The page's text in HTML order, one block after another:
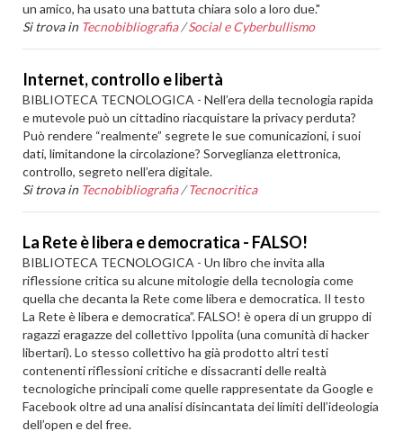
un amico, ha usato una battuta chiara solo a loro due."
Si trova in Tecnobibliografia /Social e Cyberbullismo
Internet, controllo e libertà
BIBLIOTECA TECNOLOGICA - Nell’era della tecnologia rapida
e mutevole può un cittadino riacquistare la privacy perduta?
Può rendere “realmente” segrete le sue comunicazioni, i suoi
dati, limitandone la circolazione? Sorveglianza elettronica,
controllo, segreto nell’era digitale.
Si trova in Tecnobibliografia /Tecnocritica
La Rete è libera e democratica - FALSO!
BIBLIOTECA TECNOLOGICA - Un libro che invita alla
riflessione critica su alcune mitologie della tecnologia come
quella che decanta la Rete come libera e democratica. Il testo
La Rete è libera e democratica”. FALSO! è opera di un gruppo di
ragazzi eragazze del collettivo Ippolita (una comunità di hacker
libertari). Lo stesso collettivo ha già prodotto altri testi
contenenti riflessioni critiche e dissacranti delle realtà
tecnologiche principali come quelle rappresentate da Google e
Facebook oltre ad una analisi disincantata dei limiti dell’ideologia
dell’open e del free.